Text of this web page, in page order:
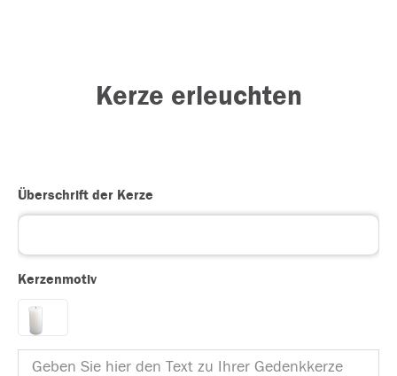
Kerze erleuchten
Überschrift der Kerze
Kerzenmotiv